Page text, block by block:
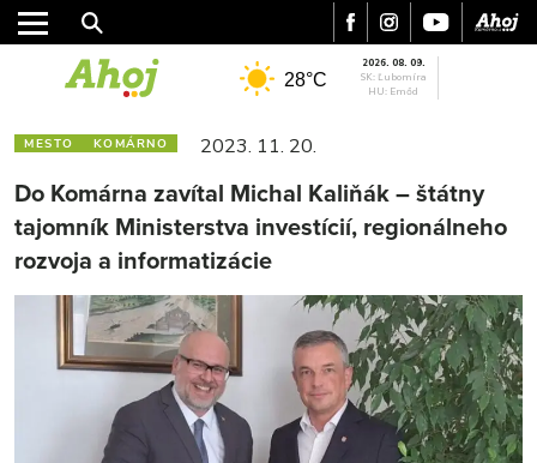
MESTO
REGIÓN
28°C
2026. 08. 09.
SK: Ľubomíra
HU: Emőd
MESTO KOMÁRNO 2023. 11. 20.
Do Komárna zavítal Michal Kaliňák – štátny
tajomník Ministerstva investícií, regionálneho
rozvoja a informatizácie